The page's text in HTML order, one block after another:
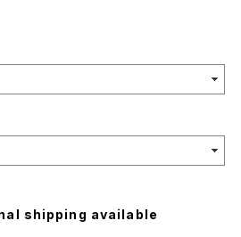
shipping available